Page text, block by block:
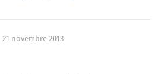
21 novembre 2013